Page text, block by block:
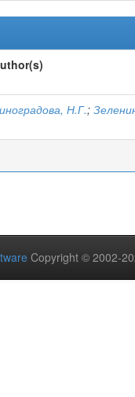
Н.Г.;
Copyright © 2002-